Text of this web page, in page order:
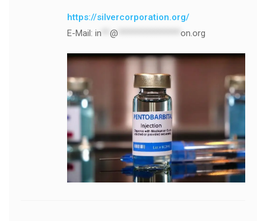
https://silvercorporation.org/
E-Mail: in @ on.org